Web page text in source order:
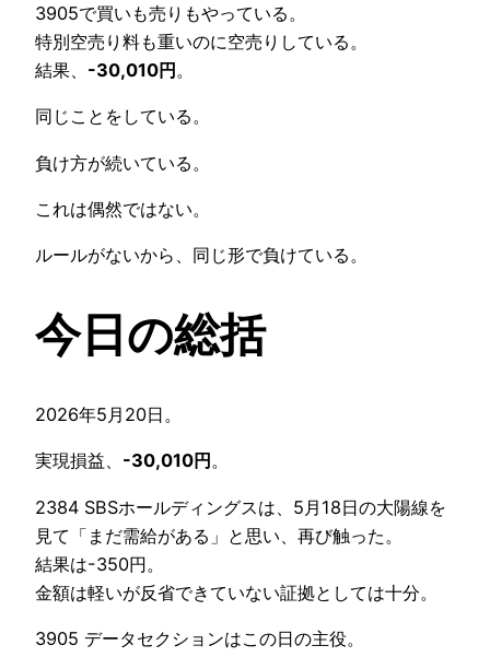
3905で買いも売りもやっている。
特別空売り料も重いのに空売りしている。
結果、 -30,010円 。
同じことをしている。
負け方が続いている。
これは偶然ではない。
ルールがないから、同じ形で負けている。
今日の総括
2026年5月20日。
実現損益、 -30,010円 。
2384 SBSホールディングスは、5月18日の大陽線を
見て「まだ需給がある」と思い、再び触った。
結果は-350円。
金額は軽いが反省できていない証拠としては十分。
3905 データセクションはこの日の主役。